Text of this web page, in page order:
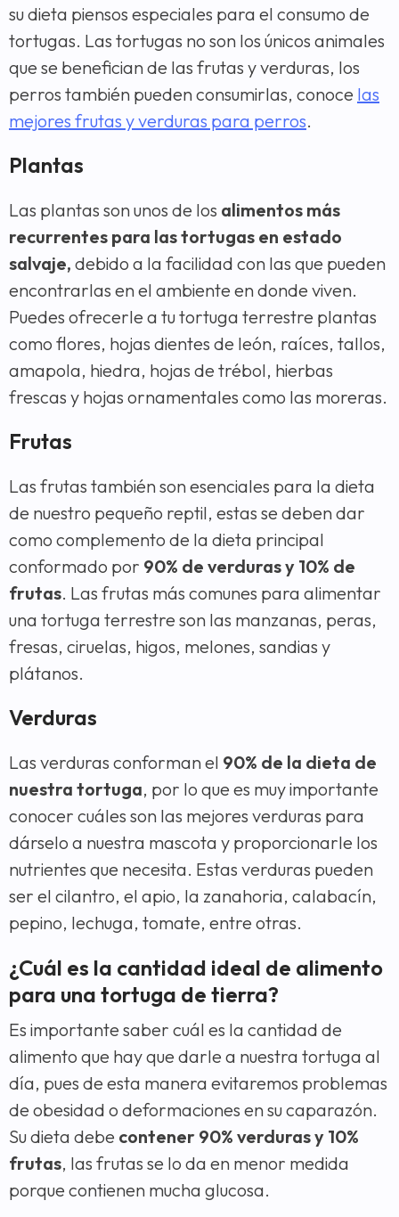
su dieta piensos especiales para el consumo de
tortugas. Las tortugas no son los únicos animales
que se benefician de las frutas y verduras, los
perros también pueden consumirlas, conoce las
mejores frutas y verduras para perros.
Plantas
Las plantas son unos de los alimentos más
recurrentes para las tortugas en estado
salvaje, debido a la facilidad con las que pueden
encontrarlas en el ambiente en donde viven.
Puedes ofrecerle a tu tortuga terrestre plantas
como flores, hojas dientes de león, raíces, tallos,
amapola, hiedra, hojas de trébol, hierbas
frescas y hojas ornamentales como las moreras.
Frutas
Las frutas también son esenciales para la dieta
de nuestro pequeño reptil, estas se deben dar
como complemento de la dieta principal
conformado por 90% de verduras y 10% de
frutas. Las frutas más comunes para alimentar
una tortuga terrestre son las manzanas, peras,
fresas, ciruelas, higos, melones, sandias y
plátanos.
Verduras
Las verduras conforman el 90% de la dieta de
nuestra tortuga, por lo que es muy importante
conocer cuáles son las mejores verduras para
dárselo a nuestra mascota y proporcionarle los
nutrientes que necesita. Estas verduras pueden
ser el cilantro, el apio, la zanahoria, calabacín,
pepino, lechuga, tomate, entre otras.
¿Cuál es la cantidad ideal de alimento
para una tortuga de tierra?
Es importante saber cuál es la cantidad de
alimento que hay que darle a nuestra tortuga al
día, pues de esta manera evitaremos problemas
de obesidad o deformaciones en su caparazón.
Su dieta debe contener 90% verduras y 10%
frutas, las frutas se lo da en menor medida
porque contienen mucha glucosa.